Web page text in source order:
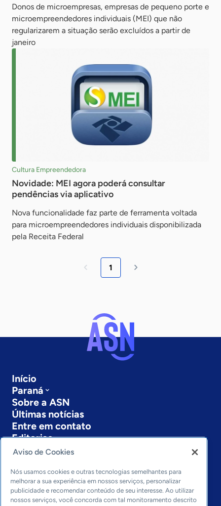
Donos de microempresas, empresas de pequeno porte e
microempreendedores individuais (MEI) que não
regularizarem a situação serão excluídos a partir de
janeiro
Cultura Empreendedora
Novidade: MEI agora poderá consultar
pendências via aplicativo
Nova funcionalidade faz parte de ferramenta voltada
para microempreendedores individuais disponibilizada
pela Receita Federal
1
Início
Paraná
Sobre a ASN
Últimas notícias
Entre em contato
Editorias
Economia & Política
Inovação & Tecnologia
Cultura empreendedora
Dados
Aviso de Cookies
Nós usamos cookies e outras tecnologias semelhantes para
melhorar a sua experiência em nossos serviços, personalizar
publicidade e recomendar conteúdo de seu interesse. Ao utilizar
nossos serviços, você concorda com tal monitoramento descrito